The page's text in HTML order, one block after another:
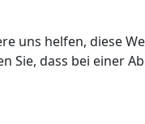
uns helfen, diese
Sie, dass bei einer